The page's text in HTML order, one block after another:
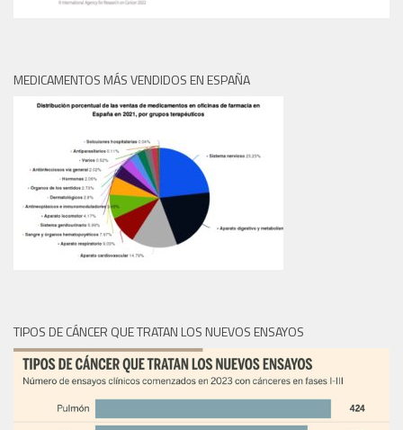
MEDICAMENTOS MÁS VENDIDOS EN ESPAÑA
TIPOS DE CÁNCER QUE TRATAN LOS NUEVOS ENSAYOS